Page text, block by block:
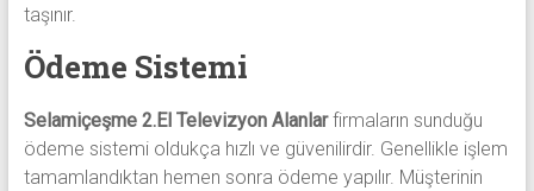
taşınır.
Ödeme Sistemi
Selamiçeşme 2.El Televizyon Alanlarfirmaların sunduğu
ödeme sistemi oldukça hızlı ve güvenilirdir. Genellikle işlem
tamamlandıktan hemen sonra ödeme yapılır. Müşterinin